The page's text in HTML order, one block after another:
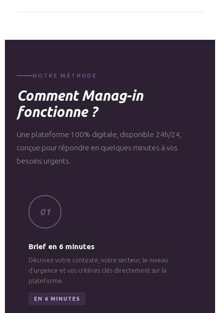
NOTRE MÉTHODE
Comment Manag-in
fonctionne ?
Une plateforme 100% digitale, disponible 24h/24,
conçue pour répondre en quelques minutes à vos
besoins urgents.
01
Brief en 6 minutes
Décrivez votre contexte, votre secteur, le niveau
d'urgence et vos critères clés directement sur la
plateforme.
EN 6 MINUTES